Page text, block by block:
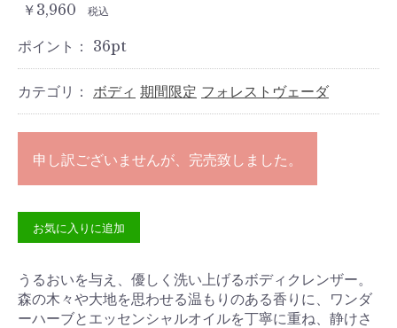
￥3,960 税込
ポイント： 36pt
カテゴリ： ボディ 期間限定 フォレストヴェーダ
申し訳ございませんが、完売致しました。
お気に入りに追加
うるおいを与え、優しく洗い上げるボディクレンザー。
森の木々や大地を思わせる温もりのある香りに、ワンダ
ーハーブとエッセンシャルオイルを丁寧に重ね、静けさ